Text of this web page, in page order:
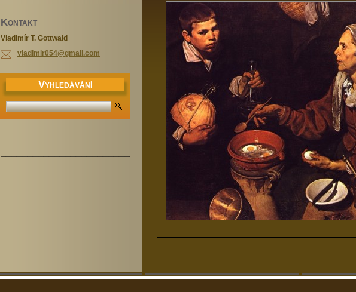
KONTAKT
Vladimír T. Gottwald
vladimir054@gmai l.com
VYHLEDÁVÁNÍ
______________________________________